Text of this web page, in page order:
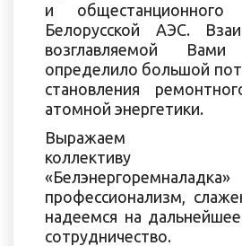
и общестанционного
Белорусской АЭС.
возглавляемой Вами
определило большой
становления
атомной энергетики.
Выражаем
профессионализм,
надеемся на
сотрудничество.